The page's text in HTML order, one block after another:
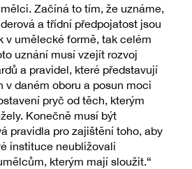
Začíná to tím, že uznáme,
a třídní předpojatost jsou
v umělecké formě, tak celém
uznání musí vzejít rozvoj
a pravidel, které představují
v daném oboru a posun moci
pryč od těch, kterým
Konečně musí být
pravidla pro zajištění toho, aby
instituce neubližovali
kterým mají sloužit.“